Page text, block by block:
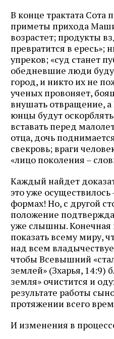
В конце трактата Сота
приметы прихода
возрастет; продукты
превратится в ересь»;
упреков; «суд станет
обедневшие люди
город, и никто их не
ученых провоняет,
внушать отвращение, а
юнцы будут оскорблять
вставать перед
отца, дочь
свекровь; враги
«лицо поколения –
Каждый найдет
это уже
формах! Но, с другой
положение
уже слышны. Конечная
показать всему миру,
над всем
чтобы Всевышний
землей» (Зхарья, 14:9)
земля» очистится и
результате работы
протяжении всего
И изменения в